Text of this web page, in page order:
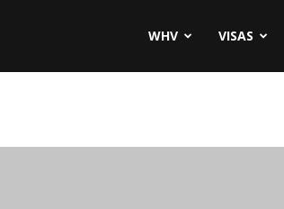
WHV VISAS